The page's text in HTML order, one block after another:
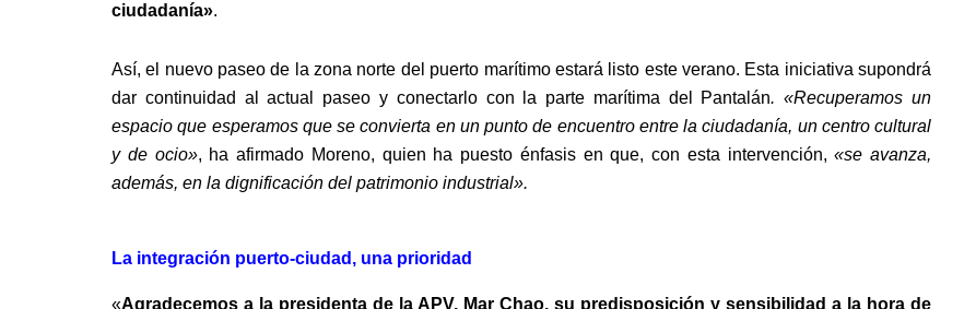
ciudadanía».
Así, el nuevo paseo de la zona norte del puerto marítimo estará listo este verano. Esta iniciativa supondrá
dar continuidad al actual paseo y conectarlo con la parte marítima del Pantalán. «Recuperamos un
espacio que esperamos que se convierta en un punto de encuentro entre la ciudadanía, un centro cultural
y de ocio», ha afirmado Moreno, quien ha puesto énfasis en que, con esta intervención,«se avanza,
además, en la dignificación del patrimonio industrial».
La integración puerto-ciudad, una prioridad
«Agradecemos a la presidenta de la APV, Mar Chao, su predisposición y sensibilidad a la hora de